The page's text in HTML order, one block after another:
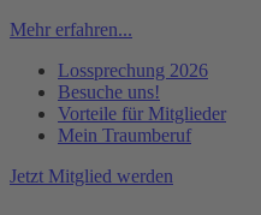
Mehr erfahren...
Lossprechung 2026
Besuche uns!
Vorteile für Mitglieder
Mein Traumberuf
Jetzt Mitglied werden